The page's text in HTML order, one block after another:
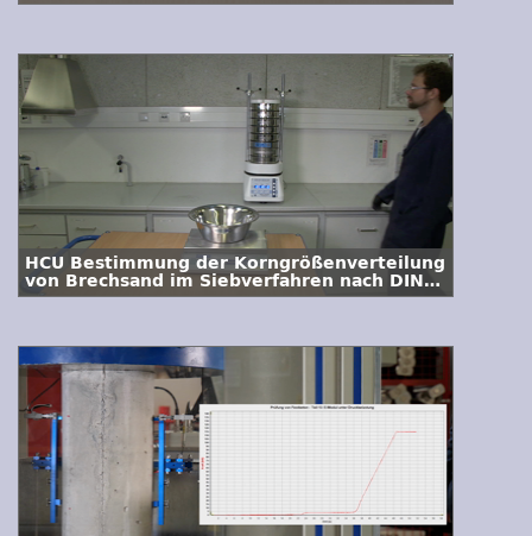
HCU Bestimmung der Korngrößenverteilung
von Brechsand im Siebverfahren nach DIN
EN 933-2